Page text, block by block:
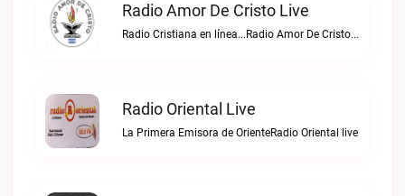
Radio Amor De Cristo Live
Radio Cristiana en línea...Radio Amor De Cristo live
Radio Oriental Live
La Primera Emisora de OrienteRadio Oriental live